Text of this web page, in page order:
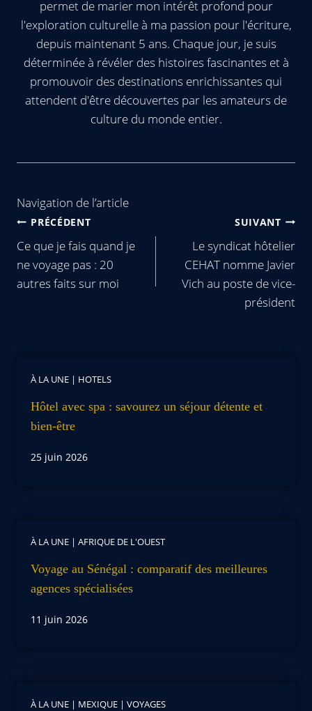
permet de marier mon intérêt profond pour
l'exploration culturelle à ma passion pour l'écriture,
depuis maintenant 5 ans. Chaque jour, je suis
déterminée à révéler des histoires fascinantes et à
promouvoir des destinations enrichissantes qui
attendent d'être découvertes par les amateurs de
culture du monde entier.
Navigation de l’article
PRÉCÉDENT
Ce que je fais quand je
ne voyage pas : 20
autres faits sur moi
SUIVANT
Le syndicat hôtelier
CEHAT nomme Javier
Vich au poste de vice-
président
À LA UNE | HOTELS
Hôtel avec spa : savourez un séjour détente et
bien-être
25 juin 2026
À LA UNE | AFRIQUE DE L'OUEST
Voyage au Sénégal : comparatif des meilleures
agences spécialisées
11 juin 2026
À LA UNE | MEXIQUE | VOYAGES